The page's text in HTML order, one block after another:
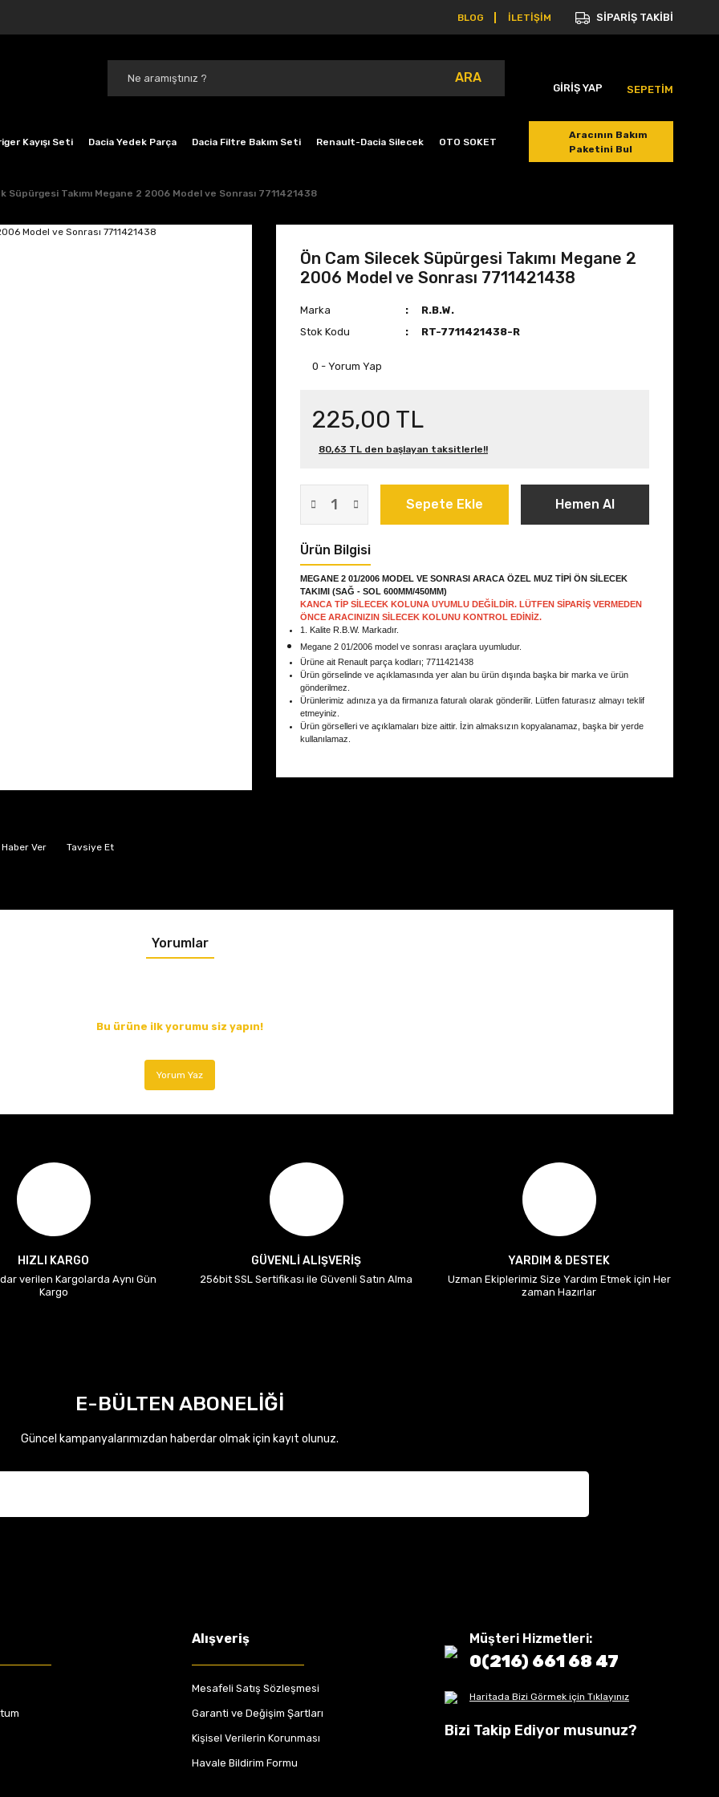
BLOG İLETİŞİM SİPARİŞ TAKİBİ
ARA
GİRİŞ YAP SEPETİM
Kayışı Seti Dacia Yedek Parça Dacia Filtre Bakım Seti Renault-Dacia Silecek OTO SOKET
Aracının Bakım
Paketini Bul
Süpürgesi Takımı Megane 2 2006 Model ve Sonrası 7711421438
Ver Tavsiye Et
Ön Cam Silecek Süpürgesi Takımı Megane 2
2006 Model ve Sonrası 7711421438
Marka
R.B.W.
Stok Kodu
RT-7711421438-R
0 - Yorum Yap
225,00 TL
80,63 TL den başlayan taksitlerle!!
Sepete Ekle Hemen Al
Ürün Bilgisi
MEGANE 2 01/2006 MODEL VE SONRASI ARACA ÖZEL MUZ TİPİ ÖN SİLECEK
TAKIMI (SAĞ - SOL 600MM/450MM)
KANCA TİP SİLECEK KOLUNA UYUMLU DEĞİLDİR. LÜTFEN SİPARİŞ VERMEDEN
ÖNCE ARACINIZIN SİLECEK KOLUNU KONTROL EDİNİZ.
1. Kalite R.B.W. Markadır.
Megane 2 01/2006 model ve sonrası araçlara uyumludur.
Ürüne ait Renault parça kodları; 7711421438
Ürün görselinde ve açıklamasında yer alan bu ürün dışında başka bir marka ve ürün
gönderilmez.
Ürünlerimiz adınıza ya da firmanıza faturalı olarak gönderilir. Lütfen faturasız almayı teklif
etmeyiniz.
Ürün görselleri ve açıklamaları bize aittir. İzin almaksızın kopyalanamaz, başka bir yerde
kullanılamaz.
Yorumlar
Bu ürüne ilk yorumu siz yapın!
Yorum Yaz
HIZLI KARGO
verilen Kargolarda Aynı Gün
Kargo
GÜVENLİ ALIŞVERİŞ
256bit SSL Sertifikası ile Güvenli Satın Alma
YARDIM & DESTEK
Uzman Ekiplerimiz Size Yardım Etmek için Her
zaman Hazırlar
E-BÜLTEN ABONELİĞİ
Güncel kampanyalarımızdan haberdar olmak için kayıt olunuz.
Alışveriş
Mesafeli Satış Sözleşmesi
Garanti ve Değişim Şartları
Kişisel Verilerin Korunması
Havale Bildirim Formu
Müşteri Hizmetleri:
0(216) 661 68 47
Haritada Bizi Görmek için Tıklayınız
Bizi Takip Ediyor musunuz?